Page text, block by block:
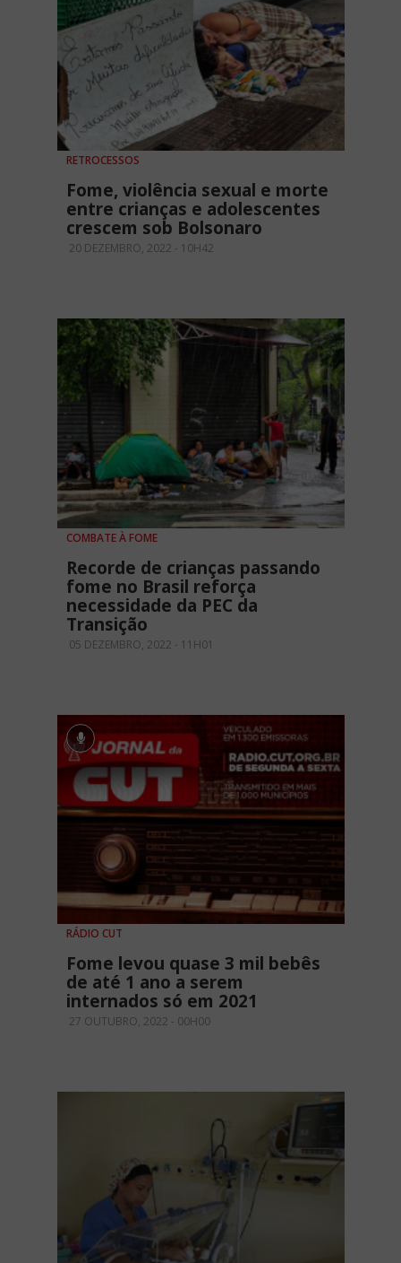
RETROCESSOS
Fome, violência sexual e morte
entre crianças e adolescentes
crescem sob Bolsonaro
20 DEZEMBRO, 2022 - 10H42
COMBATE À FOME
Recorde de crianças passando
fome no Brasil reforça
necessidade da PEC da
Transição
05 DEZEMBRO, 2022 - 11H01
RÁDIO CUT
Fome levou quase 3 mil bebês
de até 1 ano a serem
internados só em 2021
27 OUTUBRO, 2022 - 00H00